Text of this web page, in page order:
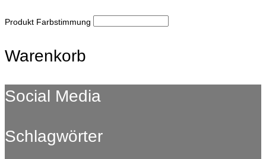
Produkt Farbstimmung
Warenkorb
Social Media
Schlagwörter